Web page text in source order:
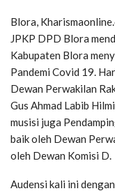
Blora,
JPKP DPD Blora
Kabupaten Blora
Pandemi Covid 19.
Dewan Perwakilan
Gus Ahmad Labib
musisi juga
baik oleh Dewan
oleh Dewan Komisi D.
Audensi kali ini